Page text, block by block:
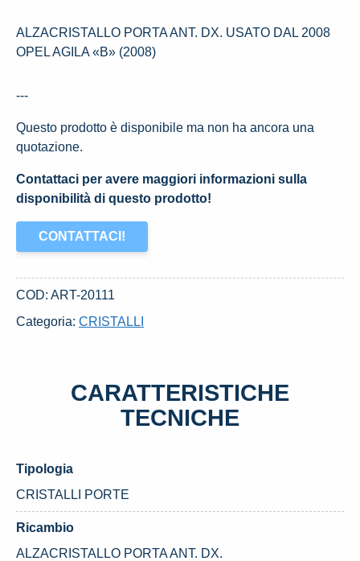
ALZACRISTALLO PORTA ANT. DX. USATO DAL 2008
OPEL AGILA «B» (2008)
---
Questo prodotto è disponibile ma non ha ancora una
quotazione.
Contattaci per avere maggiori informazioni sulla
disponibilità di questo prodotto!
CONTATTACI!
COD: ART-20111
Categoria: CRISTALLI
CARATTERISTICHE
TECNICHE
Tipologia
CRISTALLI PORTE
Ricambio
ALZACRISTALLO PORTA ANT. DX.